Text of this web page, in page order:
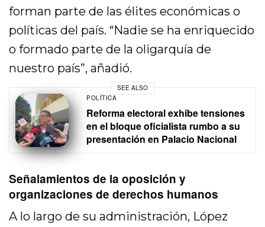
forman parte de las élites económicas o
políticas del país. “Nadie se ha enriquecido
o formado parte de la oligarquía de
nuestro país”, añadió.
SEE ALSO
POLÍTICA
Reforma electoral exhibe tensiones
en el bloque oficialista rumbo a su
presentación en Palacio Nacional
Señalamientos de la oposición y
organizaciones de derechos humanos
A lo largo de su administración, López